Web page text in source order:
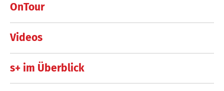
OnTour
Videos
s+ im Überblick